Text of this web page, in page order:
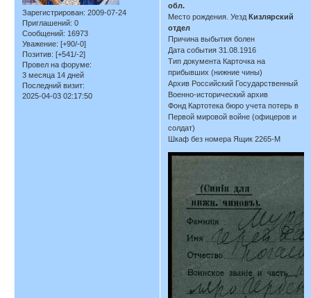
Зарегистрирован: 2009-07-24
Приглашений: 0
Сообщений: 16973
Уважение: [+90/-0]
Позитив: [+541/-2]
Провел на форуме:
3 месяца 14 дней
Последний визит:
2025-04-03 02:17:50
обл.
Место рождения. УездКизлярский
отдел
Причина выбытия болен
Дата события 31.08.1916
Тип документа Карточка на
прибывших (нижние чины)
Архив Российский Государственный
Военно-исторический архив
Фонд Картотека бюро учета потерь в
Первой мировой войне (офицеров и
солдат)
Шкаф без номера Ящик 2265-М